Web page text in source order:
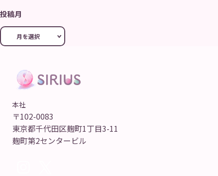
投稿月
本社
〒102-0083
東京都千代田区麹町1丁目3-11
麹町第2センタービル